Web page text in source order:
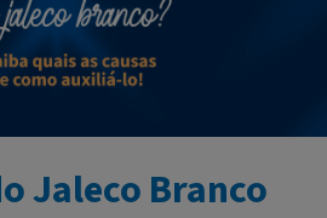
Jaleco Branco